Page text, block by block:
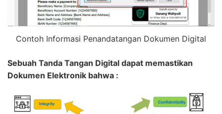
Contoh Informasi Penandatangan Dokumen Digital
Sebuah Tanda Tangan Digital dapat memastikan
Dokumen Elektronik bahwa :